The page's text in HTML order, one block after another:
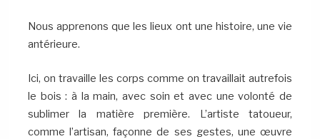
Nous apprenons que les lieux ont une histoire, une vie
antérieure.
Ici, on travaille les corps comme on travaillait autrefois
le bois : à la main, avec soin et avec une volonté de
sublimer la matière première. L’artiste tatoueur,
comme l’artisan, façonne de ses gestes, une œuvre